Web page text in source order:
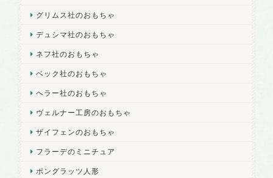
グリムス社のおもちゃ
デュシマ社のおもちゃ
ネフ社のおもちゃ
ベック社のおもちゃ
ヘラー社のおもちゃ
ヴェルナー工房のおもちゃ
ザイフェンのおもちゃ
フラーデのミニチュア
ポングラッツ人形